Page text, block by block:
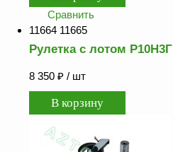
Резервуарное
оборудование
Запорная арматура
Насосы и насосные
Устройства слива и
Счетчики и фильтры
Сравнить
11664 11665
Рулетка с лотом Р10Н3Г
8 350 ₽ / шт